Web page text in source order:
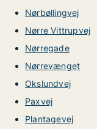
Nørbøllingvej
Nørre Vittrupvej
Nørregade
Nørrevænget
Okslundvej
Paxvej
Plantagevej